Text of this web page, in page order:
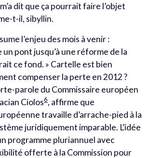
dit que ça pourrait faire l’objet
t-il, sibyllin.
l’enjeu des mois à venir :
pont jusqu’à une réforme de la
ce fond. » Cartelle est bien
compenser la perte en 2012 ?
parole du Commissaire européen
Ciolos6, affirme que
travaille d’arrache-pied à la
juridiquement imparable. L’idée
programme pluriannuel avec
offerte à la Commission pour